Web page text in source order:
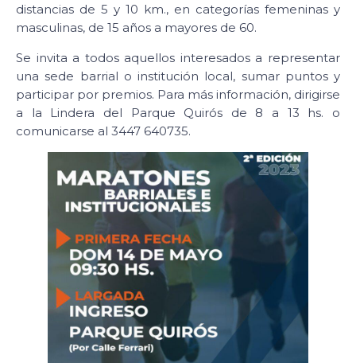
distancias de 5 y 10 km., en categorías femeninas y
masculinas, de 15 años a mayores de 60.
Se invita a todos aquellos interesados a representar
una sede barrial o institución local, sumar puntos y
participar por premios. Para más información, dirigirse
a la Lindera del Parque Quirós de 8 a 13 hs. o
comunicarse al 3447 640735.